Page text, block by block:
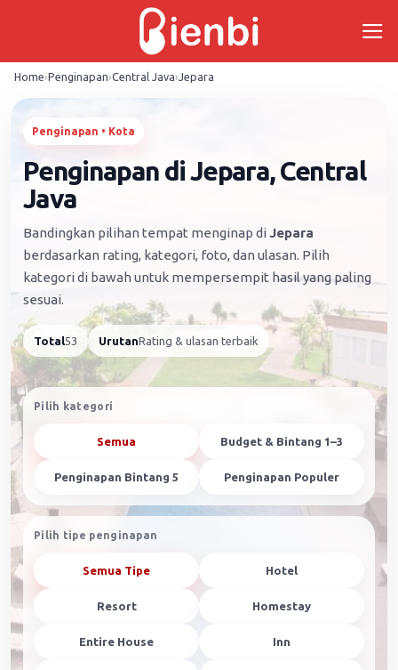
Home›Penginapan›Central Java›Jepara
Penginapan • Kota
Penginapan di Jepara, Central
Java
Bandingkan pilihan tempat menginap di Jepara
berdasarkan rating, kategori, foto, dan ulasan. Pilih
kategori di bawah untuk mempersempit hasil yang paling
sesuai.
Total53 UrutanRating & ulasan terbaik
Pilih kategori
Semua Budget & Bintang 1–3
Penginapan Bintang 5 Penginapan Populer
Pilih tipe penginapan
Semua Tipe Hotel
Resort Homestay
Entire House Inn